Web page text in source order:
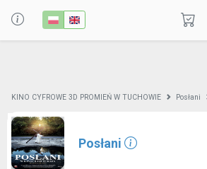
KINO CYFROWE 3D PROMIEŃ W TUCHOWIE Posłani
Posłani